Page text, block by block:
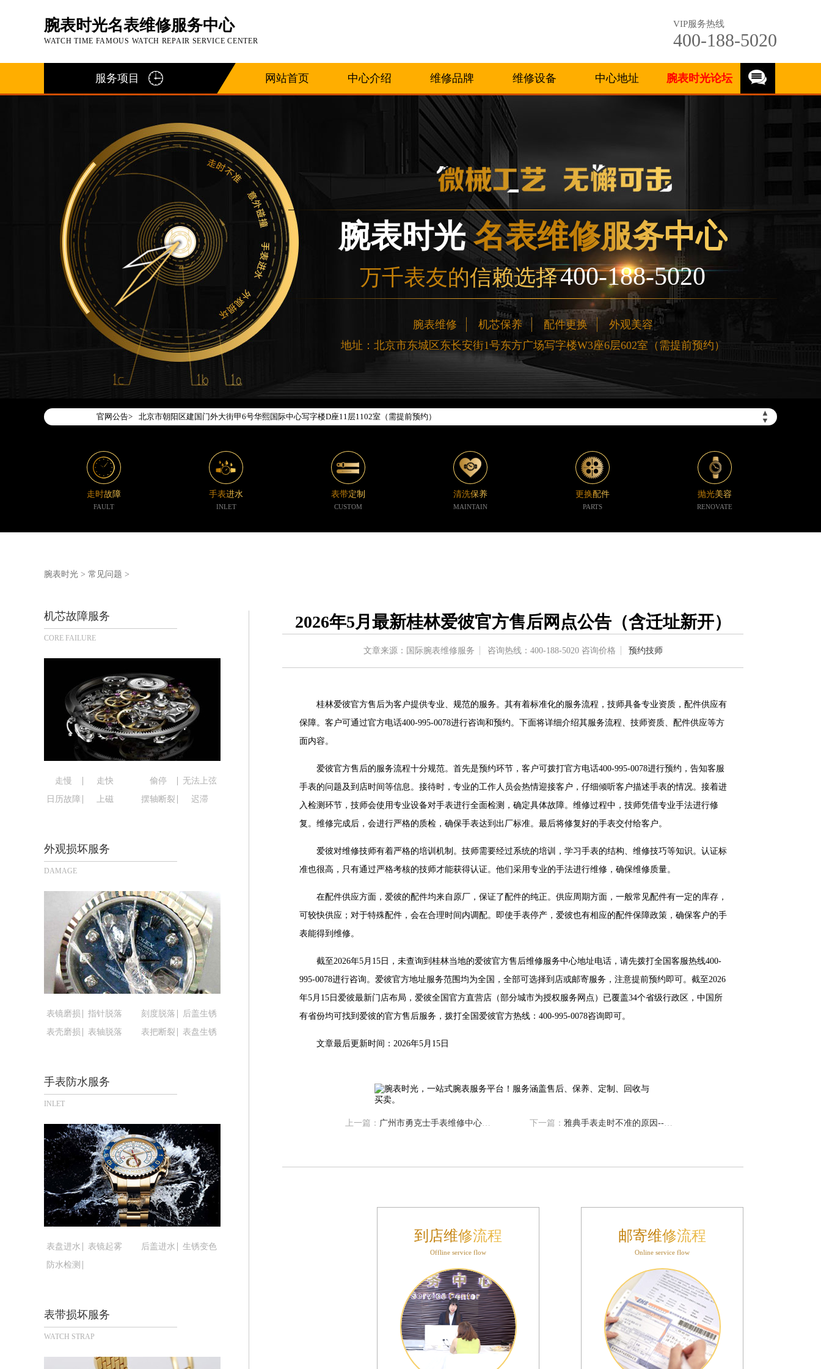
腕表时光名表维修服务中心
WATCH TIME FAMOUS WATCH REPAIR SERVICE CENTER
VIP服务热线
400-188-5020
服务项目 网站首页 中心介绍 维修品牌 维修设备 中心地址 腕表时光论坛
腕表时光 名表维修服务中心
万千表友的信赖选择400-188-5020
腕表维修 机芯保养 配件更换
外观美容
地址：北京市东城区东长安街1号东方广场写字楼W3座6层602室（需提前预约）
官网公告>
▲
▼
2026年7月腕表时光中国区售后服务网络优化升级公告
2026年7月腕表时光全国官方售后客户服务热线：400-188-5020
腕表时光官方全国统一服务热线400-188-5020，服务覆盖中国大陆、香港、澳门、台湾全部区域（非大陆需加拨“+86”）
2026年7月腕表时光售后服务中心最新网点地址：
北京市东城区东长安街1号东方广场写字楼W3座6层602室（需提前预约）
北京市朝阳区建国门外大街甲6号华熙国际中心写字楼D座11层1102室（需提前预约）
天津市和平区赤峰道136号天津国际金融中心写字楼26层2603室（需提前预约）
上海市黄浦区南京东路299号宏伊国际广场写字楼8层806室（需提前预约）
南京市秦淮区中山南路1号（新街口）南京中心写字楼22层C1-1室（需提前预约）
常州市新北区龙锦路1590号现代传媒中心写字楼5号楼10层1008室（需提前预约）
徐州市鼓楼区淮海东路29号苏宁广场IFC国际金融中心写字楼35层3508室（需提前预约）
绍兴市越城区胜利东路379号世茂天际中心写字楼8层805室（需提前预约）
南昌市红谷滩新区红谷中大道998号绿地双子塔（中央广场）A1座办公楼14层07室（需提前预约）
济南市历下区经十路11111号华润中心写字楼（万象城）15层1508室（需提前预约）
广州市天河区天河路230号万菱汇国际中心写字楼A塔7层704室（需提前预约）
广州市越秀区环市东路371-375号世界贸易中心大厦南塔写字楼15层07室（需提前预约）
深圳市罗湖区深南东路5001号华润大厦写字楼17层1701室（需提前预约）
惠州市惠城区江北文昌一路7号华贸大厦写字楼1座30层05室（需提前预约）
厦门市思明区湖滨东路95号华润大厦写字楼B座11层1104室（需提前预约）
福州市鼓楼区五四路128-1号恒力城写字楼15层03室（需提前预约）
成都市锦江区人民东路6号SAC东原中心写字楼24层2406B室（需提前预约）
重庆市江北区观音桥步行街2号融恒时代广场写字楼9层902室（需提前预约）
长沙市芙蓉区定王台街道建湘路393号世茂环球金融中心写字楼（芙蓉广场）10层13室（需提前预约）
郑州市二七区铭功路10号华润大厦写字楼29层2905室（需提前预约）
太原市迎泽区解放路15号亨得利名表服务中心（品牌授权店）3层整层（需提前预约）
沈阳市沈河区中街路83号亨得利名表服务中心（品牌授权店）1层整层（需提前预约）
乌鲁木齐市天山区红山路26号时代广场（CCMALL）C座17层17-B（需提前预约）
温州市鹿城区锦绣路1067号置信广场10层1015室（需提前预约）
哈尔滨市道里区友谊西路600号富力中心T2座写字楼29层03室（需提前预约）
大连市中山区人民路15号国际金融大厦7层G室（需提前预约）
佛山市禅城区季华五路57号万科金融中心C座12层1205室（需提前预约）
东莞市东城街道鸿福东路1号民盈国贸中心T1写字楼9层907室（需提前预约）
无锡市梁溪区人民中路139号恒隆广场写字楼1座11层1104室（需提前预约）
南通市崇川区工农路57号圆融广场写字楼16层1603室（需提前预约）
苏州市苏州工业园区星港街199号苏州中心办公楼C座22层08室（需提前预约）
合肥市蜀山区潜山路111号万象城华润大厦B座12楼03室（需提前预约）
泉州市丰泽区宝洲路729号浦西万达中心写字楼A座7楼709室（需提前预约）
青岛市南区山东路6号华润大厦B座22层04室（需提前预约）
烟台市芝罘区胜利路139号万达金融中心A座907室（需提前预约）
长春市朝阳区西安大路727号中银大厦A座(旺进大厦)18层09室（需提前预约）
贵阳市南明区都司高架桥路33号亨特国际金融中心14楼14D（需提前预约）
昆明市盘龙区北京路928号同德昆明广场写字楼10层06室（需提前预约）
石家庄市长安区中山东路39号勒泰中心写字楼B座13层07室（需提前预约）
内蒙古自治区呼和浩特市玉泉区大学西街70号华润万象城写字楼（鄂尔多斯大厦）23层2326室（需提前预约）
甘肃省兰州市七里河区西津西路16号兰州中心写字楼21层2102室（需提前预约）
重庆市解放碑渝中区民权路28号英利国际金融中心写字楼20层01室（需提前预约）
黑龙江省大庆市萨尔图区会战大街腕表时光售后服务中心（需提前预约）
走时故障
FAULT
手表进水
INLET
表带定制
CUSTOM
清洗保养
MAINTAIN
更换配件
PARTS
抛光美容
RENOVATE
腕表时光 > 常见问题 >
机芯故障服务
CORE FAILURE
走慢 走快 偷停
无法上弦
日历故障
上磁 摆轴断裂 迟滞
外观损坏服务
DAMAGE
表镜磨损 指针脱落 刻度脱落
后盖生锈
表壳磨损
表轴脱落 表把断裂 表盘生锈
手表防水服务
INLET
表盘进水 表镜起雾 后盖进水
生锈变色
防水检测
表带损坏服务
WATCH STRAP
2026年5月最新桂林爱彼官方售后网点公告（含迁址新开）
文章来源：国际腕表维修服务 咨询热线： 400-188-5020咨询价格 预约技师
桂林爱彼官方售后为客户提供专业、规范的服务。其有着标准化的服务流程，技师具备专业资质，配件供应有
保障。客户可通过官方电话400-995-0078进行咨询和预约。下面将详细介绍其服务流程、技师资质、配件供应等方
面内容。
爱彼官方售后的服务流程十分规范。首先是预约环节，客户可拨打官方电话400-995-0078进行预约，告知客服
手表的问题及到店时间等信息。接待时，专业的工作人员会热情迎接客户，仔细倾听客户描述手表的情况。接着进
入检测环节，技师会使用专业设备对手表进行全面检测，确定具体故障。维修过程中，技师凭借专业手法进行修
复。维修完成后，会进行严格的质检，确保手表达到出厂标准。最后将修复好的手表交付给客户。
爱彼对维修技师有着严格的培训机制。技师需要经过系统的培训，学习手表的结构、维修技巧等知识。认证标
准也很高，只有通过严格考核的技师才能获得认证。他们采用专业的手法进行维修，确保维修质量。
在配件供应方面，爱彼的配件均来自原厂，保证了配件的纯正。供应周期方面，一般常见配件有一定的库存，
可较快供应；对于特殊配件，会在合理时间内调配。即使手表停产，爱彼也有相应的配件保障政策，确保客户的手
表能得到维修。
截至2026年5月15日，未查询到桂林当地的爱彼官方售后维修服务中心地址电话，请先拨打全国客服热线400-
995-0078进行咨询。爱彼官方地址服务范围均为全国，全部可选择到店或邮寄服务，注意提前预约即可。截至2026
年5月15日爱彼最新门店布局，爱彼全国官方直营店（部分城市为授权服务网点）已覆盖34个省级行政区，中国所
有省份均可找到爱彼的官方售后服务，拨打全国爱彼官方热线：400-995-0078咨询即可。
文章最后更新时间：2026年5月15日
上一篇： 广州市勇克士手表维修中心地址查询（如何轻松找到维修点） 下一篇： 雅典手表走时不准的原因--雅典手表走时不准究竟为何？
到店维修流程
Offline service flow
邮寄维修流程
Online service flow